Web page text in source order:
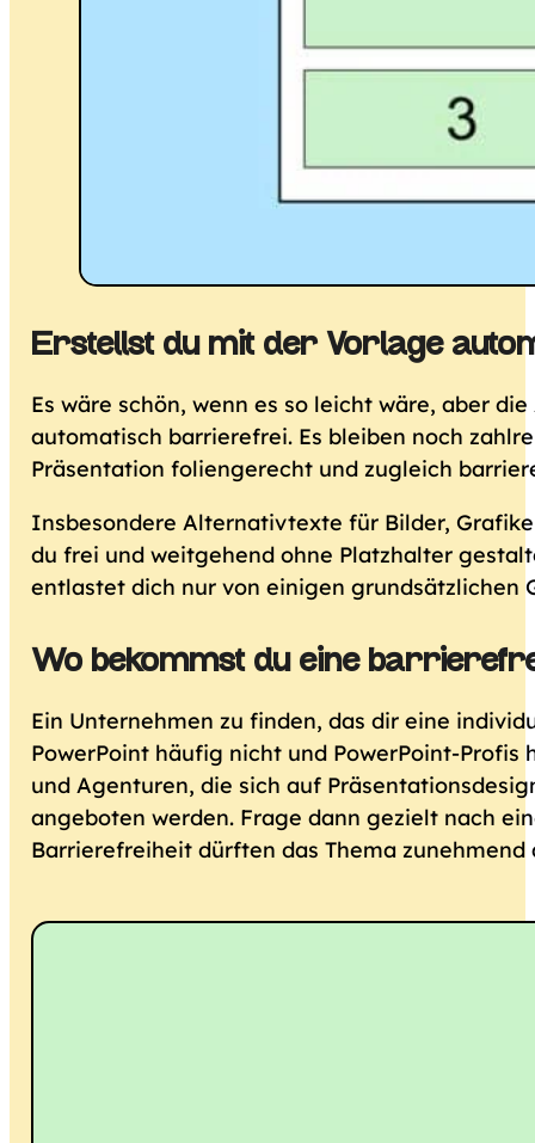
Erstellst du mit der Vorlage
Es wäre schön, wenn es so leicht wäre, aber
automatisch barrierefrei. Es bleiben noch
Präsentation foliengerecht und zugleich
Insbesondere Alternativtexte für Bilder,
du frei und weitgehend ohne Platzhalter
entlastet dich nur von einigen grundsätzlichen
Wo bekommst du eine
Ein Unternehmen zu finden, das dir eine
PowerPoint häufig nicht und PowerPoint-
und Agenturen, die sich auf
angeboten werden. Frage dann gezielt nach
Barrierefreiheit dürften das Thema